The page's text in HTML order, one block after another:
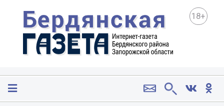
18+